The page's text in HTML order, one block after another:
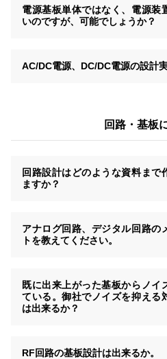
電源基板単体ではなく、電源装
いのですが、可能でしょうか？
AC/DC電源、DC/DC電源の設計
回路・基板
回路設計はどのような資料まで
ますか？
アナログ回路、デジタル回路の
トを教えてください。
既に出来上がった基板からノイ
ている。御社でノイズを抑える
は出来るか？
RF回路の基板設計は出来るか。